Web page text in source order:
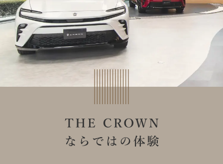
THE CROWN 横浜都筑こだわりの日本茶を、新茶で楽し
んでいただく「～五感で楽しむ～THE CROWN 横浜都筑
新茶会」を今年も開催
イベント実施レポート
NEW
現在ご覧いただけるイベントレポートはありません
とじる
開催予定のイベント
現在開催予定のイベントはありません
イベント実施レポート